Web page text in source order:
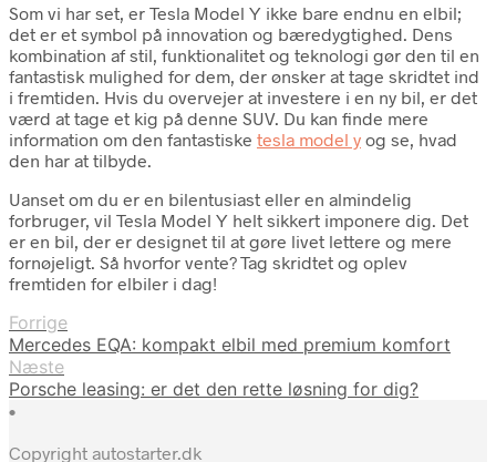
Som vi har set, er Tesla Model Y ikke bare endnu en elbil;
det er et symbol på innovation og bæredygtighed. Dens
kombination af stil, funktionalitet og teknologi gør den til en
fantastisk mulighed for dem, der ønsker at tage skridtet ind
i fremtiden. Hvis du overvejer at investere i en ny bil, er det
værd at tage et kig på denne SUV. Du kan finde mere
information om den fantastiske tesla model y og se, hvad
den har at tilbyde.
Uanset om du er en bilentusiast eller en almindelig
forbruger, vil Tesla Model Y helt sikkert imponere dig. Det
er en bil, der er designet til at gøre livet lettere og mere
fornøjeligt. Så hvorfor vente? Tag skridtet og oplev
fremtiden for elbiler i dag!
Forrige
Mercedes EQA: kompakt elbil med premium komfort
Næste
Porsche leasing: er det den rette løsning for dig?
•
Copyright autostarter.dk